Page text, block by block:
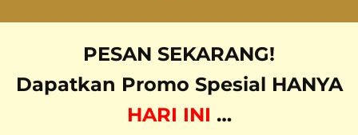
PESAN SEKARANG!
Dapatkan Promo Spesial HANYA
HARI INI …